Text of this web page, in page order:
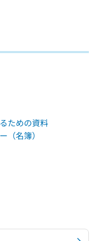
ための資料
（名簿）
る